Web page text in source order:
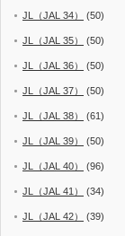
JL（JAL 34） (50)
JL（JAL 35） (50)
JL（JAL 36） (50)
JL（JAL 37） (50)
JL（JAL 38） (61)
JL（JAL 39） (50)
JL（JAL 40） (96)
JL（JAL 41） (34)
JL（JAL 42） (39)